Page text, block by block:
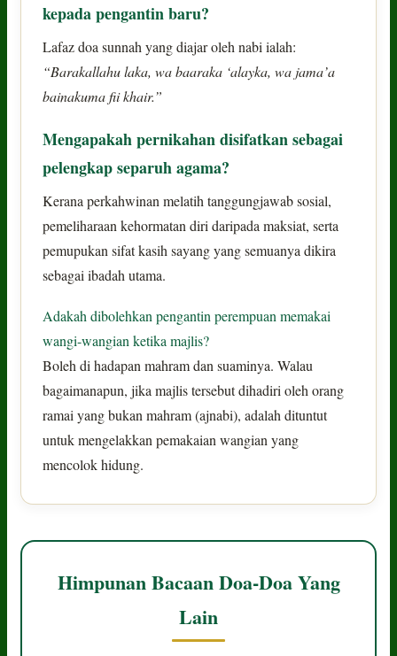
kepada pengantin baru?
Lafaz doa sunnah yang diajar oleh nabi ialah:
“Barakallahu laka, wa baaraka ‘alayka, wa jama’a
bainakuma fii khair.”
Mengapakah pernikahan disifatkan sebagai
pelengkap separuh agama?
Kerana perkahwinan melatih tanggungjawab sosial,
pemeliharaan kehormatan diri daripada maksiat, serta
pemupukan sifat kasih sayang yang semuanya dikira
sebagai ibadah utama.
Adakah dibolehkan pengantin perempuan memakai
wangi-wangian ketika majlis?
Boleh di hadapan mahram dan suaminya. Walau
bagaimanapun, jika majlis tersebut dihadiri oleh orang
ramai yang bukan mahram (ajnabi), adalah dituntut
untuk mengelakkan pemakaian wangian yang
mencolok hidung.
Himpunan Bacaan Doa-Doa Yang
Lain